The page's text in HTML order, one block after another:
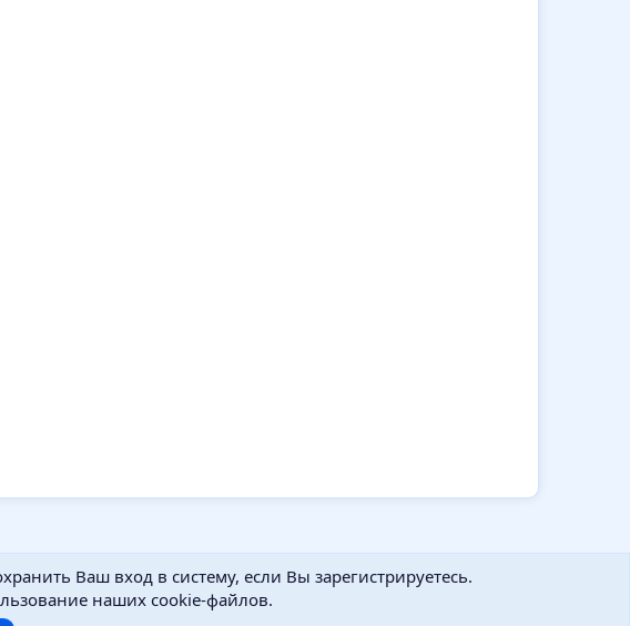
Ваш вход в систему, если Вы зарегистрируетесь.
наших cookie-файлов.